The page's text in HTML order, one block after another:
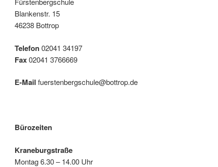
Blankenstr. 15
46238 Bottrop
Telefon02041 34197
Fax02041 3766669
E-Mail fuerstenbergschule@bottrop.de
Bürozeiten
Kraneburgstraße
Montag 6.30 – 14.00 Uhr